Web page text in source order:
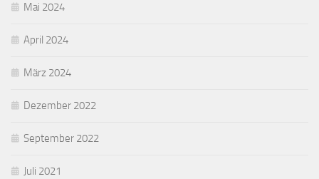
Mai 2024
April 2024
März 2024
Dezember 2022
September 2022
Juli 2021